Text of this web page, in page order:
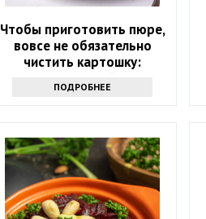
Чтобы приготовить пюре,
вовсе не обязательно
чистить картошку:
раскрыт топовый секрет
ПОДРОБНЕЕ